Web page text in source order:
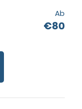
Ab
€80